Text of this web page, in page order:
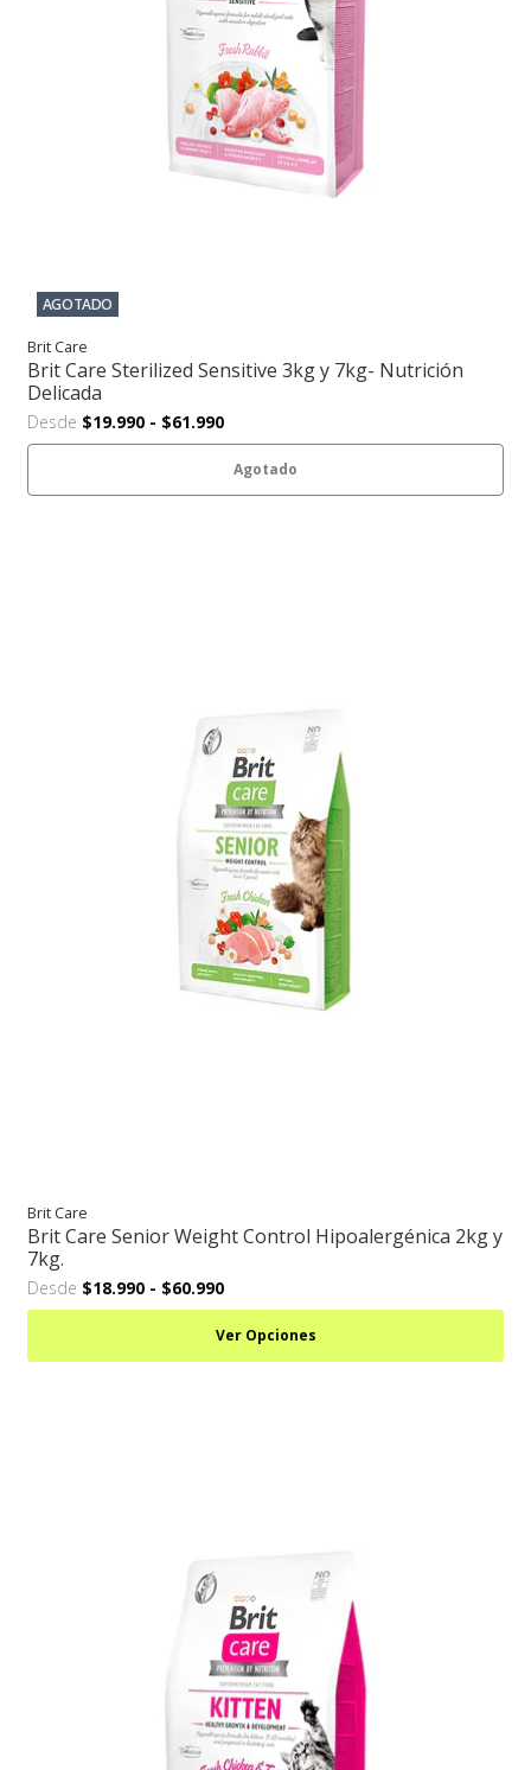
AGOTADO
Brit Care
Brit Care Sterilized Sensitive 3kg y 7kg- Nutrición
Delicada
Desde $19.990 - $61.990
Agotado
Brit Care
Brit Care Senior Weight Control Hipoalergénica 2kg y
7kg.
Desde $18.990 - $60.990
Ver Opciones